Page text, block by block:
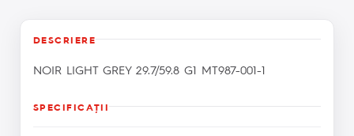
DESCRIERE
NOIR LIGHT GREY 29.7/59.8 G1 MT987-001-1
SPECIFICAŢII